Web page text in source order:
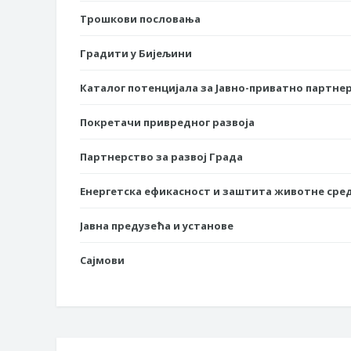
Трошкови пословања
Градити у Бијељини
Каталог потенцијала за Јавно-приватно
Покретачи привредног развоја
Партнерство за развој Града
Енергетска ефикасност и заштита животне
Јавна предузећа и установе
Сајмови